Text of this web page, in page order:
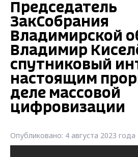
Председатель
ЗакСобрания
Владимирской
Владимир
спутниковый
настоящим
деле массовой
цифровизации
Опубликовано: 4 августа 2023 года